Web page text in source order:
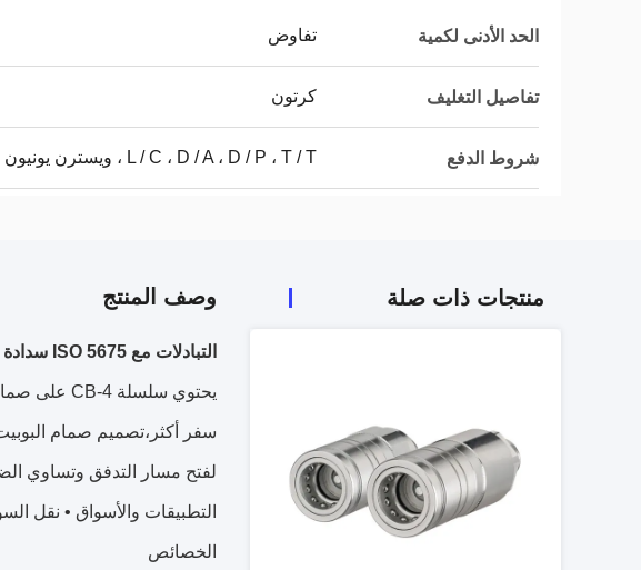
الحد الأدنى لكمية تفاوض
تفاصيل التغليف كرتون
شروط الدفع L / C ، D / A ، D / P ، T / T ، ويسترن يونيون
منتجات ذات صلة وصف المنتج
التبادلات مع ISO 5675 سدادة / أقراص الذكور أقصى ضغط تشغيل هو 3000 psi الهيدروليكية التوصيل السريع
سفر أكثر،تصميم صمام
لفتح مسار التدفق وتساوي
التطبيقات والأسواق • نقل
الخصائص